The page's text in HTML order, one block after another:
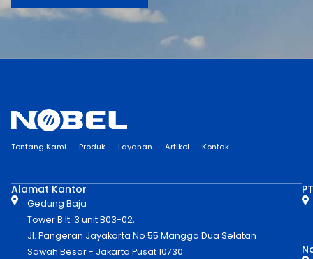
Tentang Kami Produk Layanan Artikel Kontak
Alamat Kantor
Gedung Baja
Tower B lt. 3 unit B03-02,
Jl. Pangeran Jayakarta No 55 Mangga Dua Selatan
Sawah Besar - Jakarta Pusat 10730